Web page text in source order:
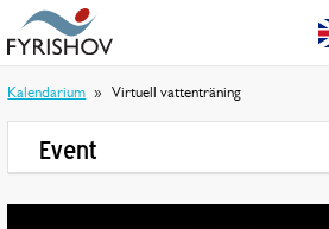
Kalendarium Virtuell vattenträning
Event